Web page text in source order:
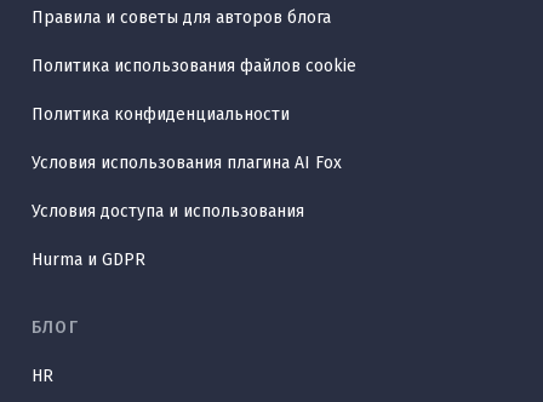
Правила и советы для авторов блога
Политика использования файлов cookie
Политика конфиденциальности
Условия использования плагина AI Fox
Условия доступа и использования
Hurma и GDPR
БЛОГ
HR